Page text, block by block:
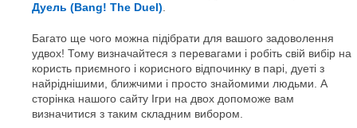
Дуель (Bang! The Duel).
Багато ще чого можна підібрати для вашого задоволення
удвох! Тому визначайтеся з перевагами і робіть свій вибір на
користь приємного і корисного відпочинку в парі, дуеті з
найріднішими, ближчими і просто знайомими людьми. А
сторінка нашого сайту Ігри на двох допоможе вам
визначитися з таким складним вибором.